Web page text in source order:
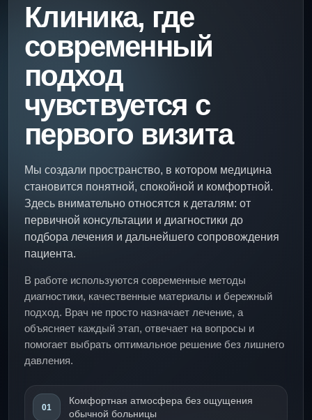
Клиника, где
современный
подход
чувствуется с
первого визита
Мы создали пространство, в котором медицина
становится понятной, спокойной и комфортной.
Здесь внимательно относятся к деталям: от
первичной консультации и диагностики до
подбора лечения и дальнейшего сопровождения
пациента.
В работе используются современные методы
диагностики, качественные материалы и бережный
подход. Врач не просто назначает лечение, а
объясняет каждый этап, отвечает на вопросы и
помогает выбрать оптимальное решение без лишнего
давления.
01
Комфортная атмосфера без ощущения
обычной больницы